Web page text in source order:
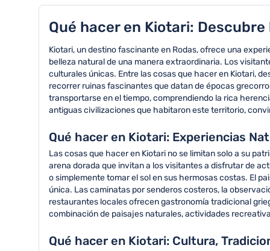
Qué hacer en Kiotari:
Kiotari, un destino fascinante en Rodas, ofrece una
belleza natural de una manera extraordinaria. Los
culturales únicas. Entre las cosas que hacer en Kiotari,
recorrer ruinas fascinantes que datan de épocas
transportarse en el tiempo, comprendiendo la rica
antiguas civilizaciones que habitaron este territorio,
Qué hacer en Kiotari: Experiencias
Las cosas que hacer en Kiotari no se limitan solo a su
arena dorada que invitan a los visitantes a disfrutar de
o simplemente tomar el sol en sus hermosas costas. El
única. Las caminatas por senderos costeros, la
restaurantes locales ofrecen gastronomía tradicional
combinación de paisajes naturales, actividades
Qué hacer en Kiotari: Cultura,